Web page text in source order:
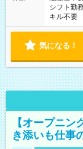
シフト勤
キル不要
気になる！
【オープニ
き添いも仕事